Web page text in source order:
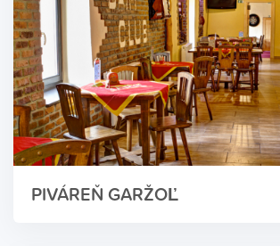
PIVÁREŇ GARŽOĽ